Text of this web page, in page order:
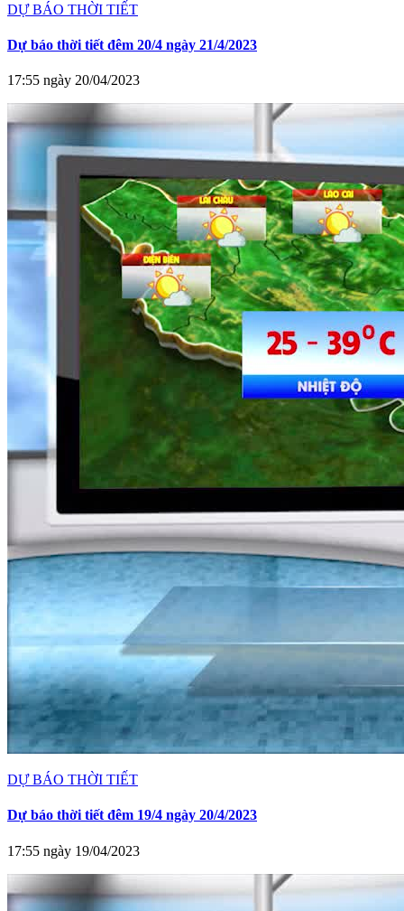
DỰ BÁO THỜI TIẾT
Dự báo thời tiết đêm 20/4 ngày 21/4/2023
17:55 ngày 20/04/2023
DỰ BÁO THỜI TIẾT
Dự báo thời tiết đêm 19/4 ngày 20/4/2023
17:55 ngày 19/04/2023